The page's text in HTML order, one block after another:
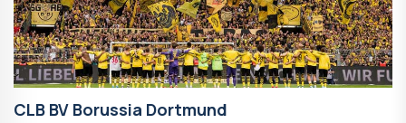
CLB BV Borussia Dortmund